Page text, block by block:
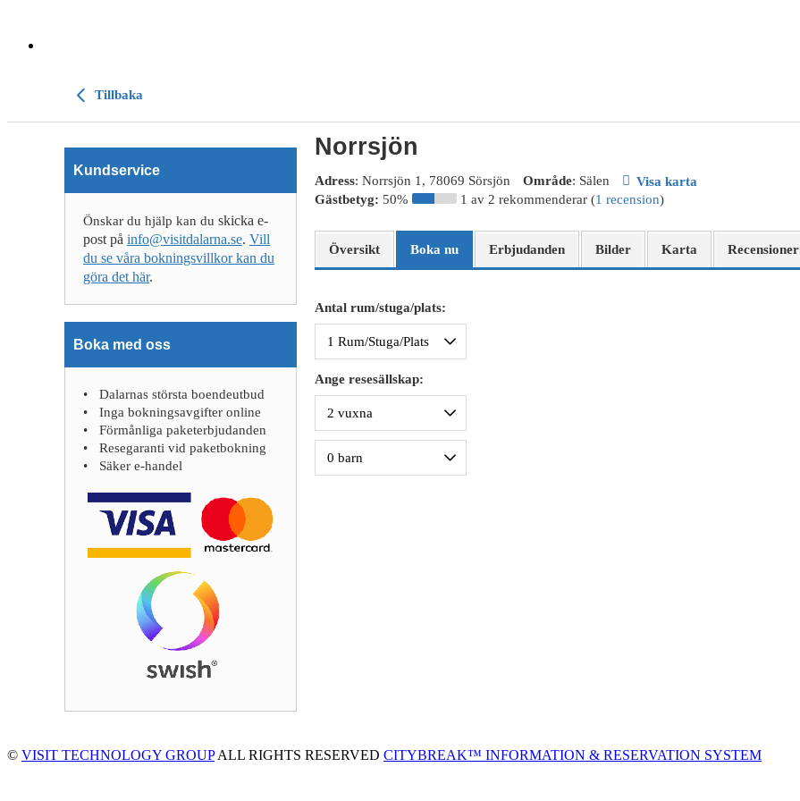
Tillbaka
Norrsjön
Adress: Norrsjön 1, 78069 Sörsjön Område: Sälen
Visa karta
Gästbetyg: 50% 1 av 2 rekommenderar (1 recension)
Översikt Boka nu Erbjudanden Bilder Karta Recensioner
Antal rum/stuga/plats:
Ange resesällskap:
Kundservice
Önskar du hjälp kan du skicka e-
post på info@visitdalarna.se. Vill
du se våra bokningsvillkor kan du
göra det här.
Boka med oss
Dalarnas största boendeutbud
Inga bokningsavgifter online
Förmånliga paketerbjudanden
Resegaranti vid paketbokning
Säker e-handel
© VISIT TECHNOLOGY GROUPALL RIGHTS RESERVED CITYBREAK™ INFORMATION & RESERVATION SYSTEM